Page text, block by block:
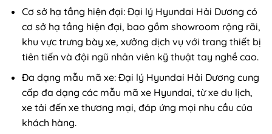
Cơ sở hạ tầng hiện đại: Đại lý Hyundai Hải Dương có
cơ sở hạ tầng hiện đại, bao gồm showroom rộng rãi,
khu vực trưng bày xe, xưởng dịch vụ với trang thiết bị
tiên tiến và đội ngũ nhân viên kỹ thuật tay nghề cao.
Đa dạng mẫu mã xe: Đại lý Hyundai Hải Dương cung
cấp đa dạng các mẫu mã xe Hyundai, từ xe du lịch,
xe tải đến xe thương mại, đáp ứng mọi nhu cầu của
khách hàng.